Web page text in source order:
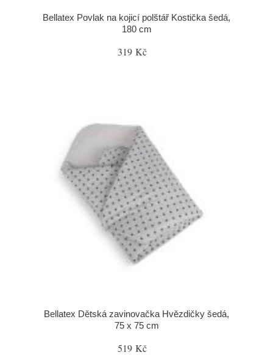
Bellatex Povlak na kojicí polštář Kostička šedá,
180 cm
319 Kč
Bellatex Dětská zavinovačka Hvězdičky šedá,
75 x 75 cm
519 Kč